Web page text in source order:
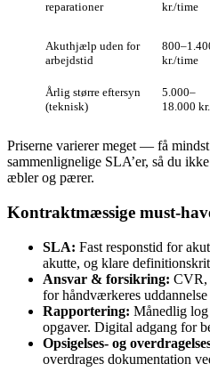
reparationer
kr./time
Akuthjælp uden for
arbejdstid
kr./time
Årlig større eftersyn
(teknisk)
5.000–
18.000 kr.
Priserne varierer meget — få
sammenlignelige SLA’er, så du
æbler og pærer.
Kontraktmæssige must-
SLA: Fast responstid for
akutte, og klare
Ansvar & forsikring: CVR,
for håndværkeres
Rapportering: Månedlig
opgaver. Digital adgang for
Opsigelses- og
overdrages dokumentation